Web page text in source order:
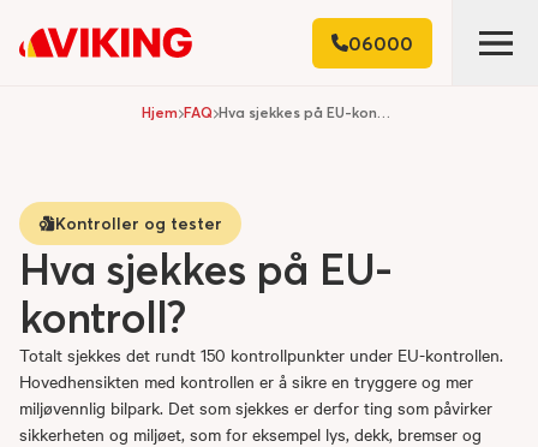
06000
Hjem FAQ Hva sjekkes på EU-kontroll?
Kontroller og tester
Hva sjekkes på EU-
kontroll?
Totalt sjekkes det rundt 150 kontrollpunkter under EU-kontrollen.
Hovedhensikten med kontrollen er å sikre en tryggere og mer
miljøvennlig bilpark. Det som sjekkes er derfor ting som påvirker
sikkerheten og miljøet, som for eksempel lys, dekk, bremser og